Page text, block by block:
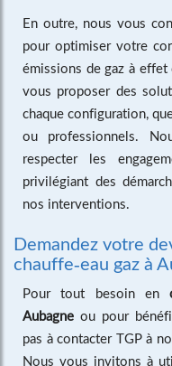
En outre, nous vous
pour optimiser votre
émissions de gaz à
vous proposer des
chaque configuration,
ou professionnels.
respecter les
privilégiant des
nos interventions.
Demandez votre
chauffe-eau gaz à
Pour tout besoin en
Aubagne ou pour
pas à contacter TGP à
Nous vous invitons à